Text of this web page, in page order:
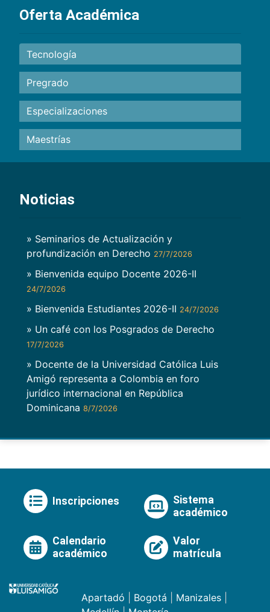
Oferta Académica
Tecnología
Pregrado
Especializaciones
Maestrías
Noticias
» Seminarios de Actualización y
profundización en Derecho 27/7/2026
» Bienvenida equipo Docente 2026-II
24/7/2026
» Bienvenida Estudiantes 2026-II 24/7/2026
» Un café con los Posgrados de Derecho
17/7/2026
» Docente de la Universidad Católica Luis
Amigó representa a Colombia en foro
jurídico internacional en República
Dominicana 8/7/2026
Inscripciones
Sistema
académico
Calendario
académico
Valor
matrícula
Apartadó Bogotá Manizales